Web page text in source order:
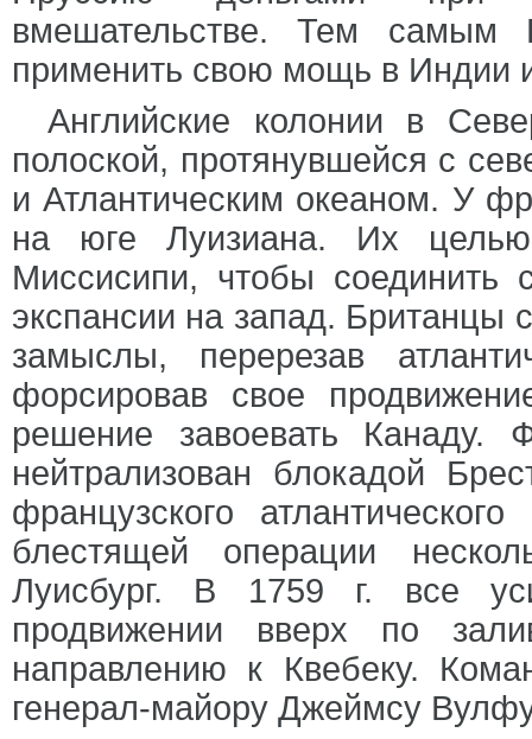
вмешательстве. Тем самым
применить свою мощь в Индии
Английские колонии в
полоской, протянувшейся с
и Атлантическим океаном. У
на юге Луизиана. Их
Миссисипи, чтобы соединить
экспансии на запад. Британцы
замыслы, перерезав
форсировав свое
решение завоевать Канаду.
нейтрализован блокадой
французского
блестящей операции
Луисбург. В 1759 г. все
продвижении вверх по
направлению к Квебеку.
генерал-майору Джеймсу